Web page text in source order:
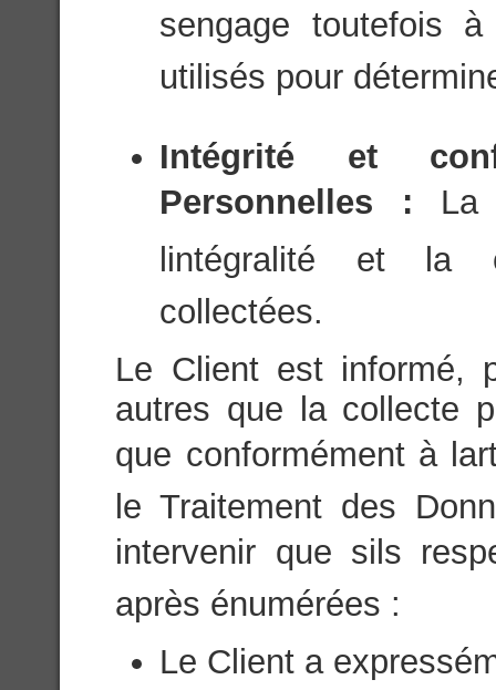
sengage toutefois
utilisés pour
Intégrité et
Personnelles : La
lintégralité et la
collectées.
Le Client est informé,
autres que la collecte
que conformément à
le Traitement des
intervenir que sils
après énumérées :
Le Client a